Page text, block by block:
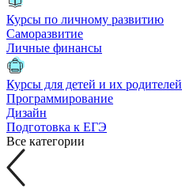
Курсы по личному развитию
Саморазвитие
Личные финансы
Курсы для детей и их родителей
Программирование
Дизайн
Подготовка к ЕГЭ
Все категории